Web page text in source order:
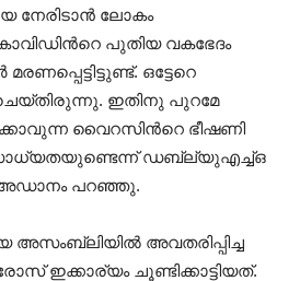
നേരിടാൻ ലോകം
പുതിയ വകഭേദം
ഒട്ടേറെ
ഇതിനു പുറമേ
വൈറസിന്‍റെ ഭീഷണി
ഡബ്ല്യുഎച്ച്ഒ
പറഞ്ഞു.
അവതരിപ്പിച്ച
ഇക്കാര്യം ചൂണ്ടിക്കാട്ടിയത്.